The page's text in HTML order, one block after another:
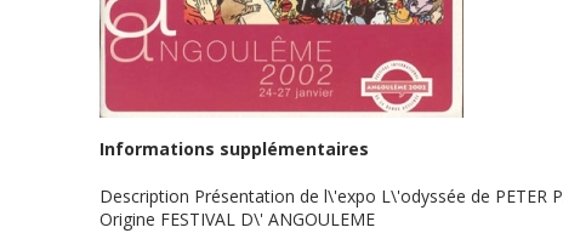
Informations supplémentaires
Description Présentation de l\'expo L\'odyssée de PETER
Origine FESTIVAL D\' ANGOULEME